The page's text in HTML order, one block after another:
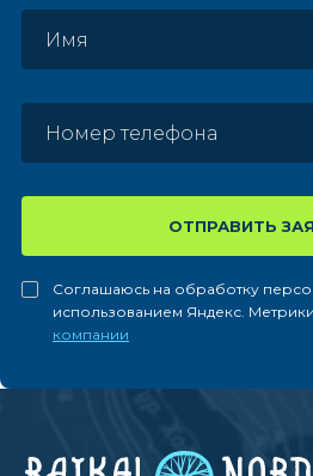
ОТПРАВИТЬ
Соглашаюсь на обработку
использованием Яндекс.
компании